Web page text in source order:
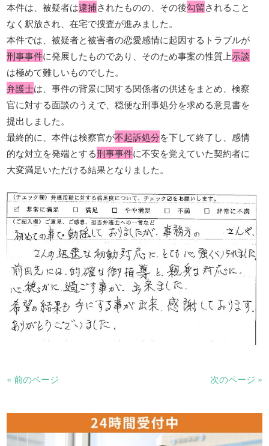
本件は、被疑者は逮捕されたものの、その後勾留されること
なく釈放され、在宅で捜査が進みました。
本件では、被疑者と被害者の恋愛感情に起因するトラブルが
刑事事件に発展したものであり、そのため事案の性質上示談
は極めて難しいものでした。
弁護士は、事件の背景に関する関係者の供述をまとめ、検察
官に対する面談のうえで、穏便な刑事処分を求める意見書を
提出しました。
最終的に、本件は検察官が不起訴処分を下して終了し、感情
的な対立を発端とする刑事事件に不安を覚えていた契約者に
大変満足いただける結果となりました。
« 前のページ 次のページ »